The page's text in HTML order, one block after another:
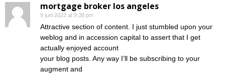
mortgage broker los angeles
9 juni 2022 at 9:38 pm
Attractive section of content. I just stumbled upon your
weblog and in accession capital to assert that I get
actually enjoyed account
your blog posts. Any way I’ll be subscribing to your
augment and